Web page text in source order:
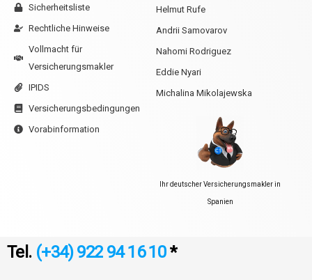
Sicherheitsliste
Rechtliche Hinweise
Vollmacht für
Versicherungsmakler
IPIDS
Versicherungsbedingungen
Vorabinformation
Helmut Rufe
Andrii Samovarov
Nahomi Rodriguez
Eddie Nyari
Michalina Mikolajewska
Ihr deutscher Versicherungsmakler in
Spanien
Tel.(+34) 922 94 16 10*